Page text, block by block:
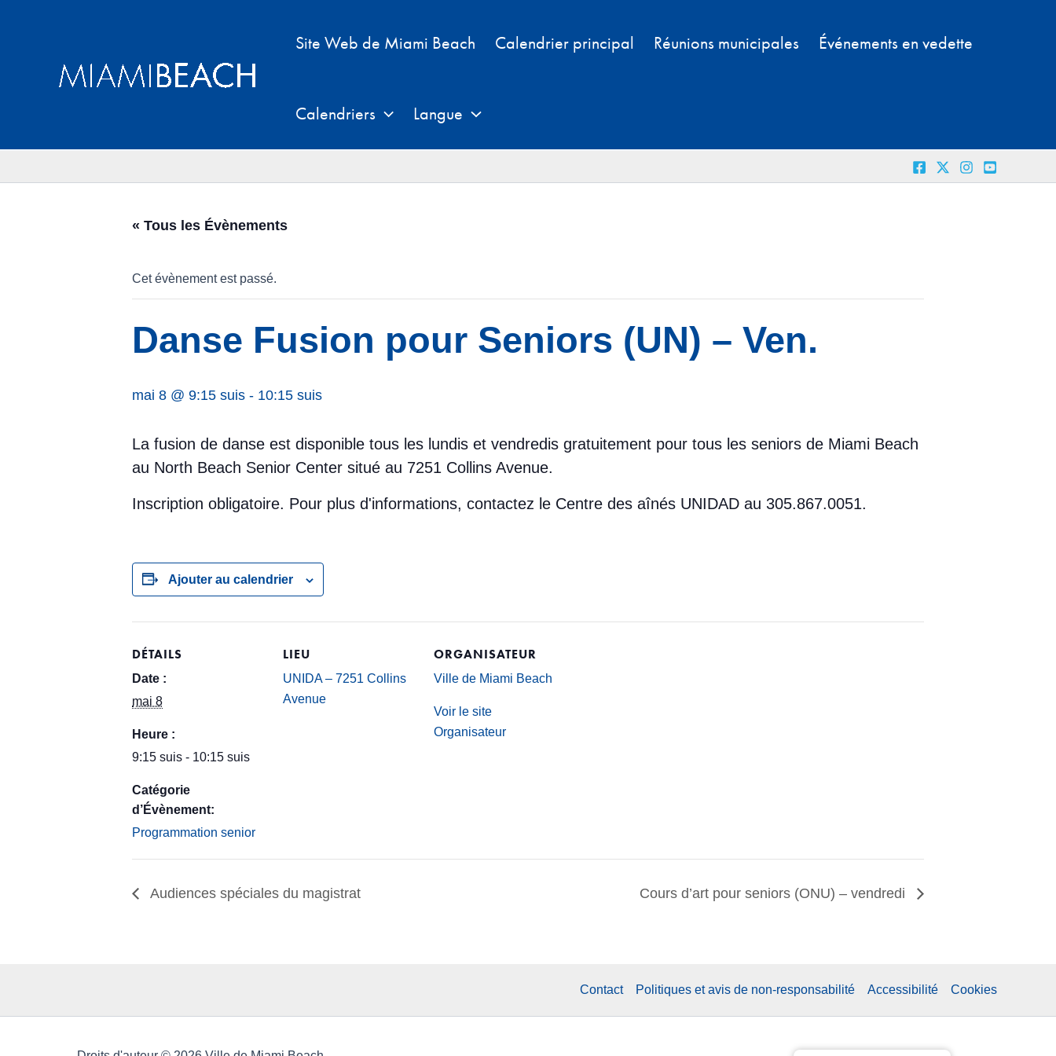
Site Web de Miami Beach Calendrier principal Réunions municipales Événements en vedette
Calendriers Langue
« Tous les Évènements
Cet évènement est passé.
Danse Fusion pour Seniors (UN) – Ven.
mai 8 @ 9:15 suis - 10:15 suis
La fusion de danse est disponible tous les lundis et vendredis gratuitement pour tous les seniors de Miami Beach
au North Beach Senior Center situé au 7251 Collins Avenue.
Inscription obligatoire. Pour plus d'informations, contactez le Centre des aînés UNIDAD au 305.867.0051.
Ajouter au calendrier
DÉTAILS
Date :
mai 8
Heure :
9:15 suis - 10:15 suis
Catégorie
d’Évènement:
Programmation senior
LIEU
UNIDA – 7251 Collins
Avenue
ORGANISATEUR
Ville de Miami Beach
Voir le site
Organisateur
Audiences spéciales du magistrat Cours d’art pour seniors (ONU) – vendredi
Contact Politiques et avis de non-responsabilité Accessibilité Cookies